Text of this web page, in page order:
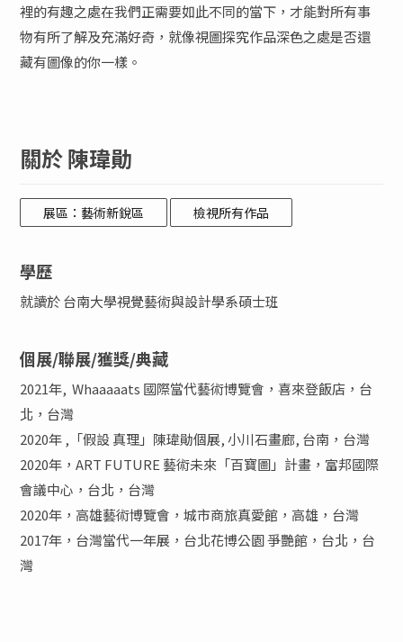
裡的有趣之處在我們正需要如此不同的當下，才能對所有事
物有所了解及充滿好奇，就像視圖探究作品深色之處是否還
藏有圖像的你一樣。
關於 陳瑋勛
展區：藝術新銳區 檢視所有作品
學歷
就讀於 台南大學視覺藝術與設計學系碩士班
個展/聯展/獲獎/典藏
2021年, Whaaaaats 國際當代藝術博覽會，喜來登飯店，台
北，台灣
2020年 ,「假設 真理」陳瑋勛個展, 小川石畫廊, 台南，台灣
2020年，ART FUTURE 藝術未來「百寶圖」計畫，富邦國際
會議中心，台北，台灣
2020年，高雄藝術博覽會，城市商旅真愛館，高雄，台灣
2017年，台灣當代一年展，台北花博公園 爭艷館，台北，台
灣